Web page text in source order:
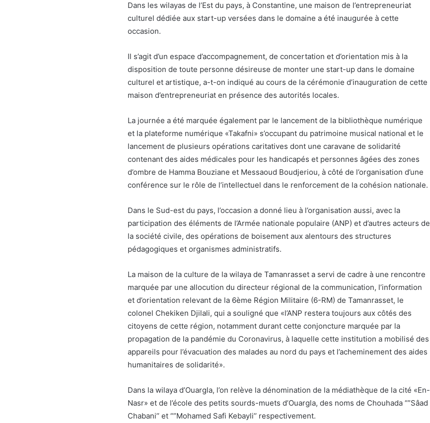
Dans les wilayas de l’Est du pays, à Constantine, une maison de l’entrepreneuriat
culturel dédiée aux start-up versées dans le domaine a été inaugurée à cette
occasion.
Il s’agit d’un espace d’accompagnement, de concertation et d’orientation mis à la
disposition de toute personne désireuse de monter une start-up dans le domaine
culturel et artistique, a-t-on indiqué au cours de la cérémonie d’inauguration de cette
maison d’entrepreneuriat en présence des autorités locales.
La journée a été marquée également par le lancement de la bibliothèque numérique
et la plateforme numérique «Takafni» s’occupant du patrimoine musical national et le
lancement de plusieurs opérations caritatives dont une caravane de solidarité
contenant des aides médicales pour les handicapés et personnes âgées des zones
d’ombre de Hamma Bouziane et Messaoud Boudjeriou, à côté de l’organisation d’une
conférence sur le rôle de l’intellectuel dans le renforcement de la cohésion nationale.
Dans le Sud-est du pays, l’occasion a donné lieu à l’organisation aussi, avec la
participation des éléments de l’Armée nationale populaire (ANP) et d’autres acteurs de
la société civile, des opérations de boisement aux alentours des structures
pédagogiques et organismes administratifs.
La maison de la culture de la wilaya de Tamanrasset a servi de cadre à une rencontre
marquée par une allocution du directeur régional de la communication, l’information
et d’orientation relevant de la 6ème Région Militaire (6-RM) de Tamanrasset, le
colonel Chekiken Djilali, qui a souligné que «l’ANP restera toujours aux côtés des
citoyens de cette région, notamment durant cette conjoncture marquée par la
propagation de la pandémie du Coronavirus, à laquelle cette institution a mobilisé des
appareils pour l’évacuation des malades au nord du pays et l’acheminement des aides
humanitaires de solidarité».
Dans la wilaya d’Ouargla, l’on relève la dénomination de la médiathèque de la cité «En-
Nasr» et de l’école des petits sourds-muets d’Ouargla, des noms de Chouhada “”Sâad
Chabani’’ et “”Mohamed Safi Kebayli’’ respectivement.